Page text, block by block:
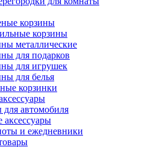
корзины
корзины
металлические
для подарков
для игрушек
для белья
корзинки
для автомобиля
аксессуары
и ежедневники